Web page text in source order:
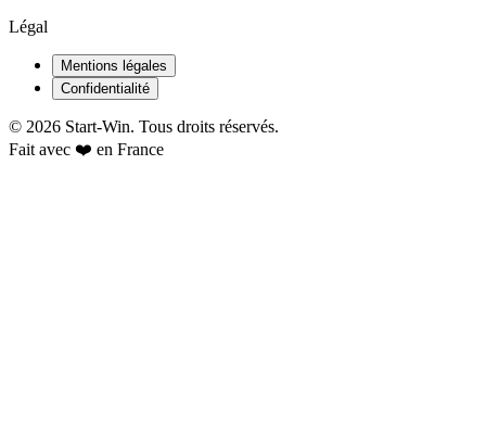
Légal
Mentions légales
Confidentialité
© 2026 Start-Win. Tous droits réservés.
Fait avec ❤️ en France